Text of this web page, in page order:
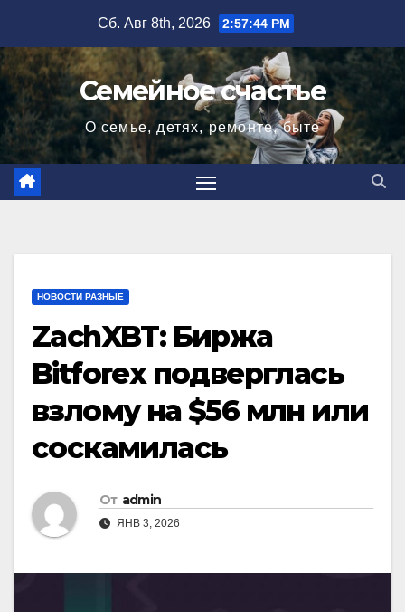
содержимому
Сб. Авг 8th, 2026 2:57:45 PM
Семейное счастье
О семье, детях, ремонте, быте
НОВОСТИ РАЗНЫЕ
ZachXBT: Биржа
Bitforex подверглась
взлому на $56 млн или
соскамилась
От admin
ЯНВ 3, 2026